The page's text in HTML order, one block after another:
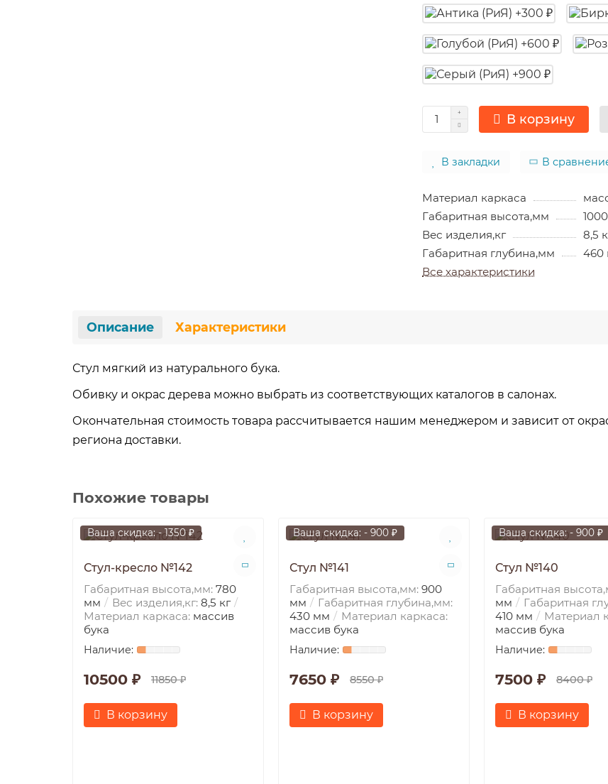
В корзину
В закладки В
Материал каркаса
Габаритная высота,мм
Вес изделия,кг
8,5
Габаритная глубина,мм
460
Все характеристики
Описание Характеристики
Стул мягкий из натурального бука.
Обивку и окрас дерева можно выбрать из соответствующих каталогов в салонах.
Окончательная стоимость товара рассчитывается нашим менеджером и зависит от
региона доставки.
Похожие товары
Ваша скидка: - 1350 ₽
Стул-кресло №142
Габаритная высота,мм: 780
мм
Вес изделия,кг: 8,5 кг
Материал каркаса: массив
бука
10500 ₽ 11850 ₽
В корзину
Ваша скидка: - 900 ₽
Стул №141
Габаритная высота,мм: 900
мм
Габаритная глубина,мм:
430 мм
Материал каркаса:
массив бука
7650 ₽ 8550 ₽
В корзину
Ваша скидка: - 900 ₽
Стул №140
Габаритная
мм
Габаритная
410 мм
Материал
массив бука
7500 ₽ 8400 ₽
В корзину